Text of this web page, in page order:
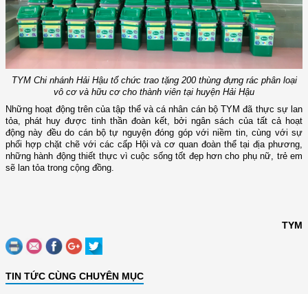
TYM Chi nhánh Hải Hậu tổ chức trao tặng 200 thùng đựng rác phân loại
vô cơ và hữu cơ cho thành viên tại huyện Hải Hậu
Những hoạt động trên của tập thể và cá nhân cán bộ TYM đã thực sự lan
tỏa, phát huy được tinh thần đoàn kết, bởi ngân sách của tất cả hoạt
động này đều do cán bộ tự nguyện đóng góp với niềm tin, cùng với sự
phối hợp chặt chẽ với các cấp Hội và cơ quan đoàn thể tại địa phương,
những hành động thiết thực vì cuộc sống tốt đẹp hơn cho phụ nữ, trẻ em
sẽ lan tỏa trong cộng đồng.
TYM
TIN TỨC CÙNG CHUYÊN MỤC